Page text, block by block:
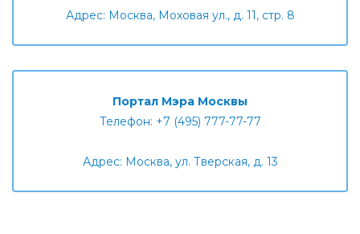
Адрес: Москва, Моховая ул., д. 11, стр. 8
Портал Мэра Москвы
Телефон: +7 (495) 777-77-77
Адрес: Москва, ул. Тверская, д. 13